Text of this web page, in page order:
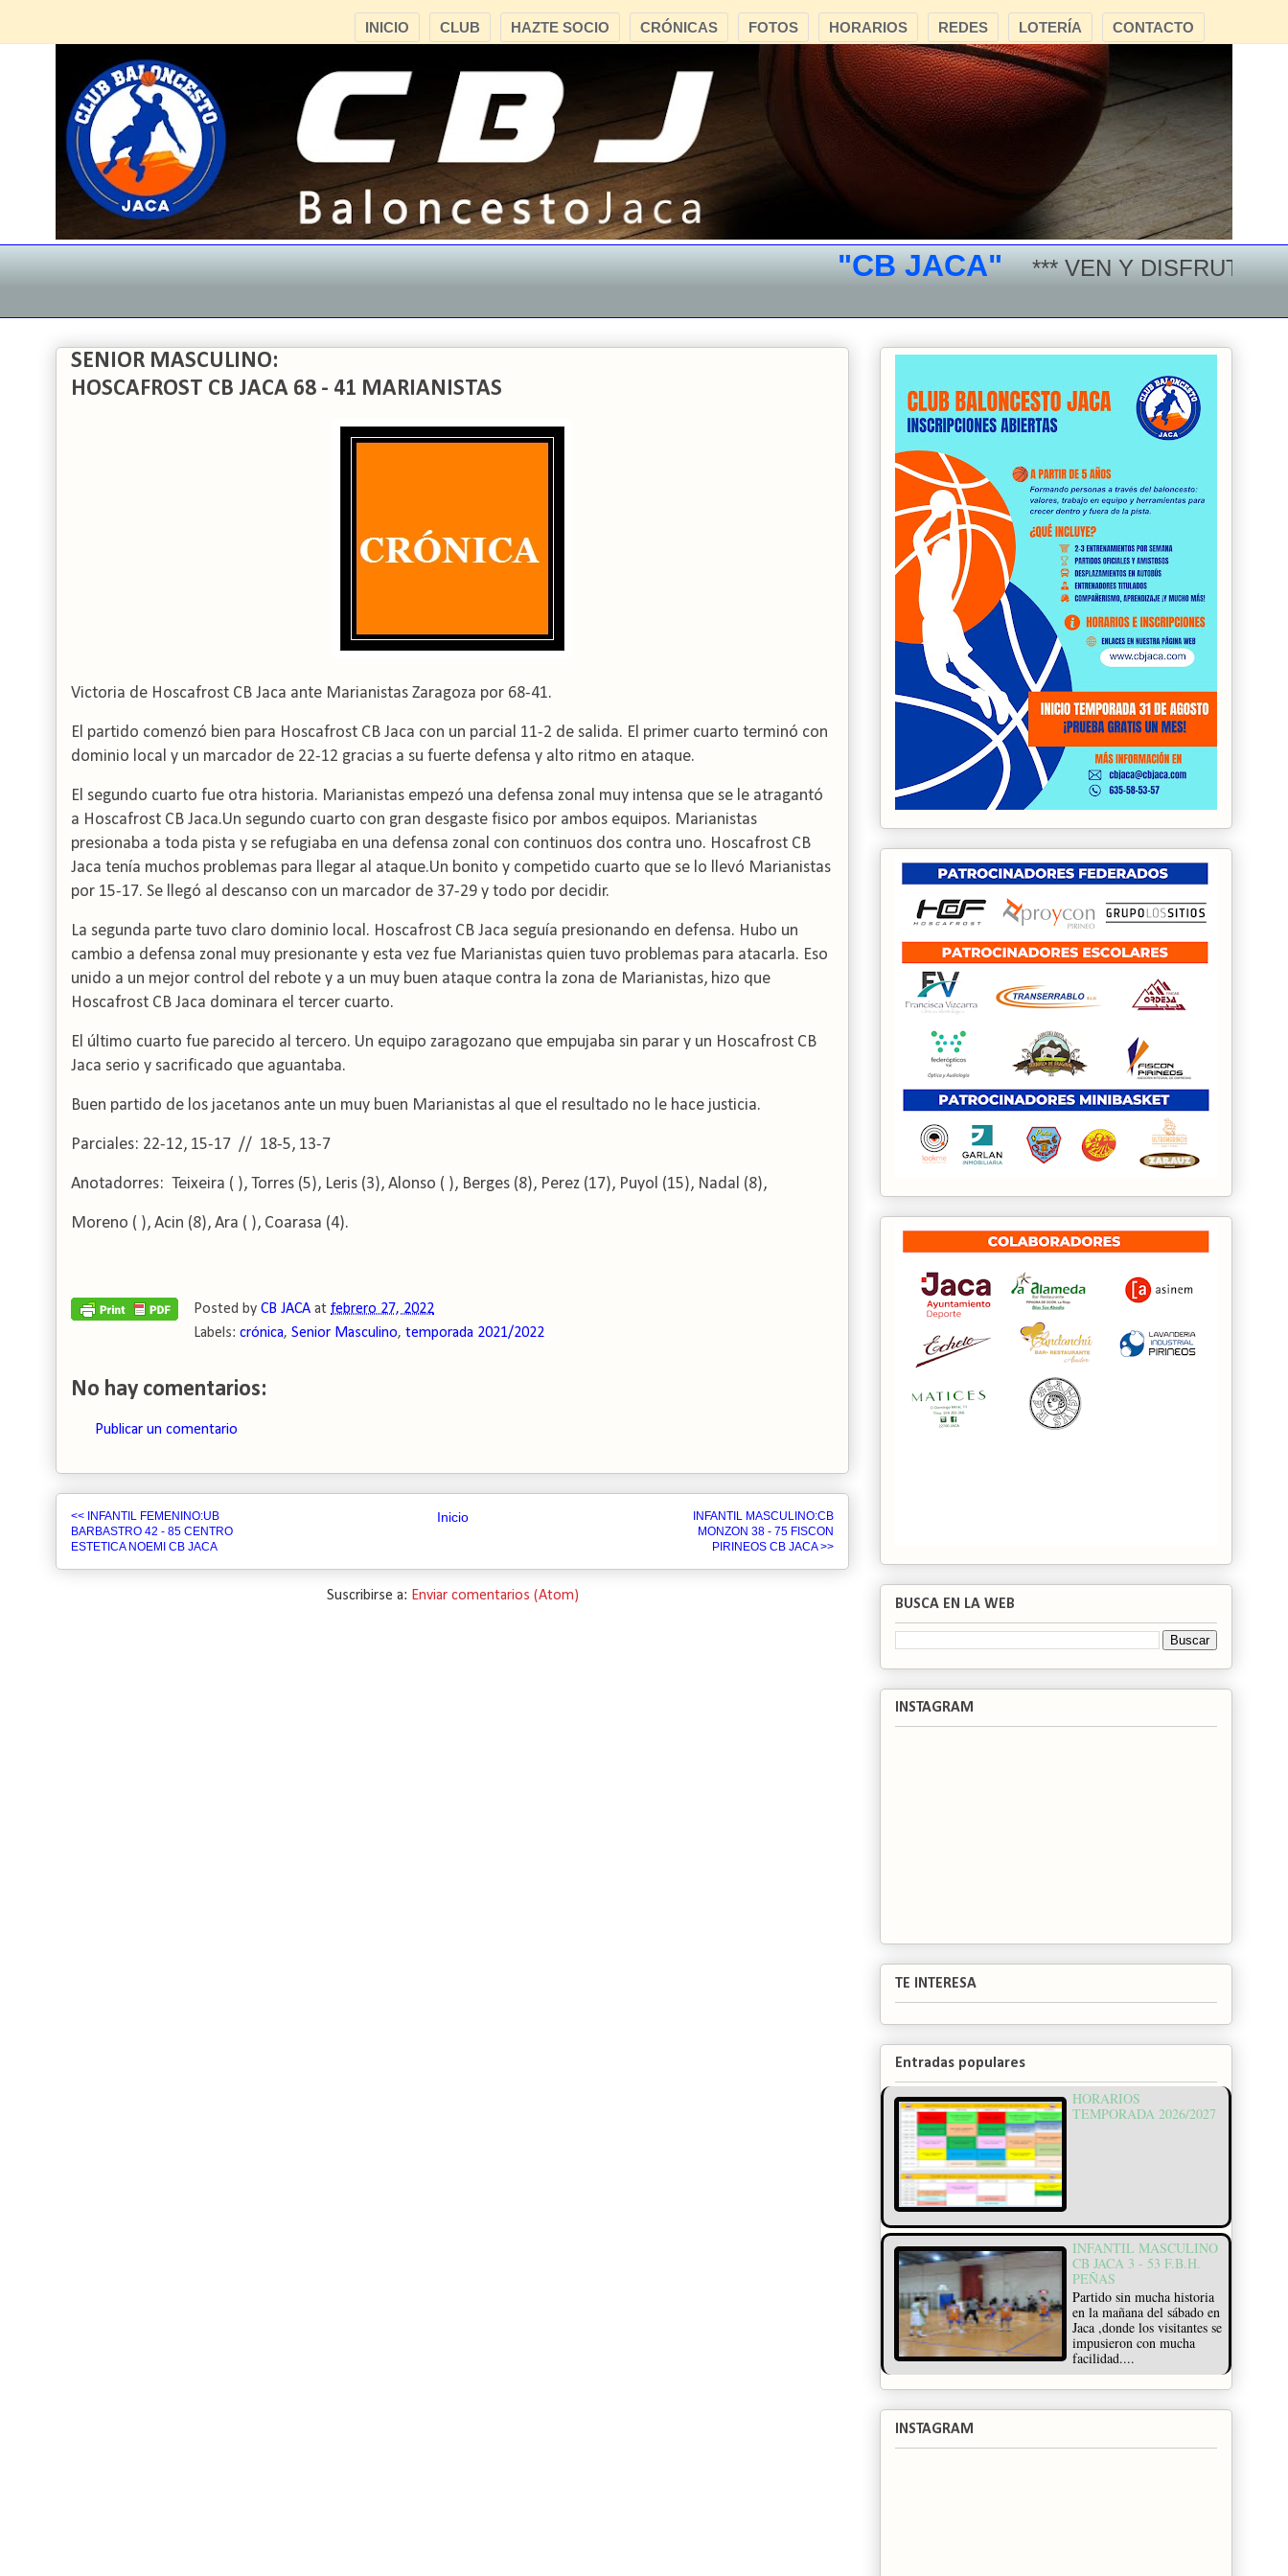
CONTACTO
LOTERÍA
REDES
HORARIOS
FOTOS
CRÓNICAS
HAZTE SOCIO
CLUB
INICIO
"CB JACA" *** VEN Y DISFRUTA DEL
SENIOR MASCULINO:
HOSCAFROST CB JACA 68 - 41 MARIANISTAS
Victoria de Hoscafrost CB Jaca ante Marianistas Zaragoza por 68-41.
El partido comenzó bien para Hoscafrost CB Jaca con un parcial 11-2 de salida. El primer cuarto terminó con
dominio local y un marcador de 22-12 gracias a su fuerte defensa y alto ritmo en ataque.
El segundo cuarto fue otra historia. Marianistas empezó una defensa zonal muy intensa que se le atragantó
a Hoscafrost CB Jaca.Un segundo cuarto con gran desgaste fisico por ambos equipos. Marianistas
presionaba a toda pista y se refugiaba en una defensa zonal con continuos dos contra uno. Hoscafrost CB
Jaca tenía muchos problemas para llegar al ataque.Un bonito y competido cuarto que se lo llevó Marianistas
por 15-17. Se llegó al descanso con un marcador de 37-29 y todo por decidir.
La segunda parte tuvo claro dominio local. Hoscafrost CB Jaca seguía presionando en defensa. Hubo un
cambio a defensa zonal muy presionante y esta vez fue Marianistas quien tuvo problemas para atacarla. Eso
unido a un mejor control del rebote y a un muy buen ataque contra la zona de Marianistas, hizo que
Hoscafrost CB Jaca dominara el tercer cuarto.
El último cuarto fue parecido al tercero. Un equipo zaragozano que empujaba sin parar y un Hoscafrost CB
Jaca serio y sacrificado que aguantaba.
Buen partido de los jacetanos ante un muy buen Marianistas al que el resultado no le hace justicia.
Parciales: 22-12, 15-17 // 18-5, 13-7
Anotadorres: Teixeira ( ), Torres (5), Leris (3), Alonso ( ), Berges (8), Perez (17), Puyol (15), Nadal (8),
Moreno ( ), Acin (8), Ara ( ), Coarasa (4).
Posted by CB JACA at febrero 27, 2022
Labels: crónica, Senior Masculino, temporada 2021/2022
No hay comentarios:
Publicar un comentario
<< INFANTIL FEMENINO:UB
BARBASTRO 42 - 85 CENTRO
ESTETICA NOEMI CB JACA
INFANTIL MASCULINO:CB
MONZON 38 - 75 FISCON
PIRINEOS CB JACA >>
Inicio
Suscribirse a: Enviar comentarios (Atom)
BUSCA EN LA WEB
INSTAGRAM
TE INTERESA
Entradas populares
HORARIOS
TEMPORADA 2026/2027
INFANTIL MASCULINO
CB JACA 3 - 53 F.B.H.
PEÑAS
Partido sin mucha historia
en la mañana del sábado en
Jaca ,donde los visitantes se
impusieron con mucha
facilidad....
INSTAGRAM